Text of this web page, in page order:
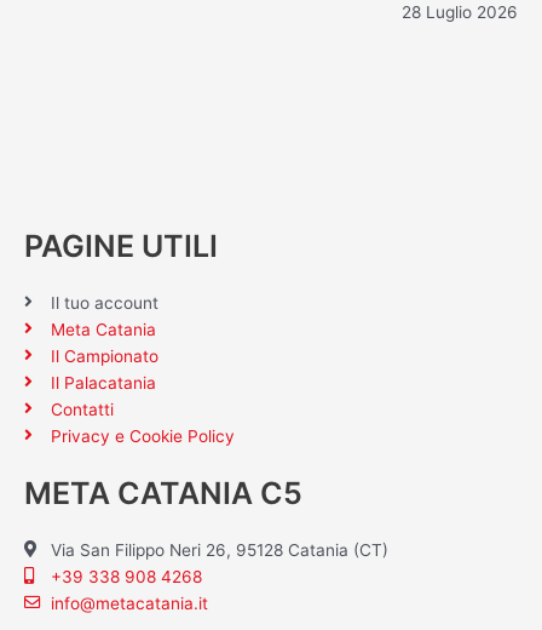
28 Luglio 2026
PAGINE UTILI
Il tuo account
Meta Catania
Il Campionato
Il Palacatania
Contatti
Privacy e Cookie Policy
META CATANIA C5
Via San Filippo Neri 26, 95128 Catania (CT)
+39 338 908 4268
info@metacatania.it